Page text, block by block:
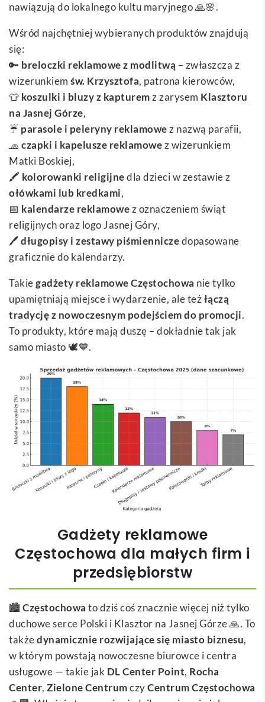
nawiązują do lokalnego kultu maryjnego 🙏🌸.
Wśród najchętniej wybieranych produktów znajdują
się:
🔑 breloczki reklamowe z modlitwą – zwłaszcza z
wizerunkiem św. Krzysztofa, patrona kierowców,
👕 koszulki i bluzy z kapturemz zarysem Klasztoru
na Jasnej Górze,
☔ parasole i peleryny reklamowez nazwą parafii,
🧢 czapki i kapelusze reklamowez wizerunkiem
Matki Boskiej,
🖍️ kolorowanki religijnedla dzieci w zestawie z
ołówkami lub kredkami,
📅 kalendarze reklamowez oznaczeniem świąt
religijnych oraz logo Jasnej Góry,
🖊️długopisy i zestawy piśmienniczedopasowane
graficznie do kalendarzy.
Takiegadżety reklamowe Częstochowa nie tylko
upamiętniają miejsce i wydarzenie, ale teżłączą
tradycję z nowoczesnym podejściem do promocji.
To produkty, które mają duszę – dokładnie tak jak
samo miasto 🕊️💙.
Gadżety reklamowe
Częstochowa dla małych firm i
przedsiębiorstw
🏙️ Częstochowa to dziś coś znacznie więcej niż tylko
duchowe serce Polski i Klasztor na Jasnej Górze 🙏. To
takżedynamicznie rozwijające się miasto biznesu,
w którym powstają nowoczesne biurowce i centra
usługowe — takie jak DL Center Point, Rocha
Center, Zielone CentrumczyCentrum Częstochowa